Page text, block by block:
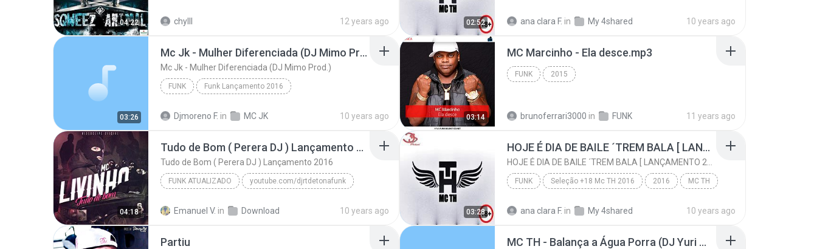
04:22 chylll 12 years ago 02:52 ana clara F. in My 4shared 10 years ago
03:26
Mc Jk - Mulher Diferenciada (DJ Mimo Prod.)
Mc Jk - Mulher Diferenciada (DJ Mimo Prod.)
FUNK Funk Lançamento 2016
Djmoreno F. in MC JK 10 years ago 03:14
MC Marcinho - Ela desce.mp3
FUNK 2015
brunoferrari3000 in FUNK 11 years ago
04:18
Tudo de Bom ( Perera DJ ) Lançamento 2016
Tudo de Bom ( Perera DJ ) Lançamento 2016
FUNK ATUALIZADO youtube.com/djrtdetonafunk
Emanuel V. in Download 10 years ago 03:28
HOJE É DIA DE BAILE ´TREM BALA [ LANÇAMENTO 2016 ]
FUNK Seleção +18 Mc TH 2016 2016 MC TH
ana clara F. in My 4shared 10 years ago
Partiu MC TH - Balança a Água Porra (DJ Yuri Martins) (Áudio Oficial) Lançamento 2016